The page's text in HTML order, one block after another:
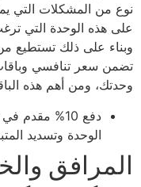
نوع من المشكلات التي
على هذه الوحدة التي
وبناء على ذلك تستطيع
تضمن سعر تنافسي
وحدتك، ومن أهم هذه
دفع 10%
الوحدة وتسديد المتبقي
المرافق